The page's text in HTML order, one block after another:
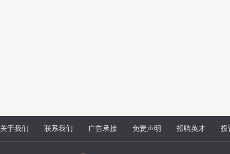
关于我们 联系我们 广告承接 免责声明 招聘英才 投